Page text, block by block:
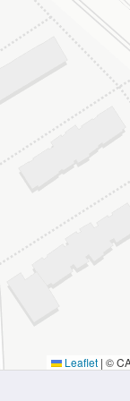
Leaflet | ©